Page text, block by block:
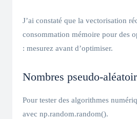
J’ai constaté que la vectorisation
consommation mémoire pour des
: mesurez avant d’optimiser.
Nombres pseudo-
Pour tester des algorithmes
avec np.random.random().